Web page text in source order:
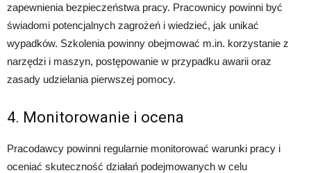
zapewnienia bezpieczeństwa pracy. Pracownicy powinni być
świadomi potencjalnych zagrożeń i wiedzieć, jak unikać
wypadków. Szkolenia powinny obejmować m.in. korzystanie z
narzędzi i maszyn, postępowanie w przypadku awarii oraz
zasady udzielania pierwszej pomocy.
4. Monitorowanie i ocena
Pracodawcy powinni regularnie monitorować warunki pracy i
oceniać skuteczność działań podejmowanych w celu